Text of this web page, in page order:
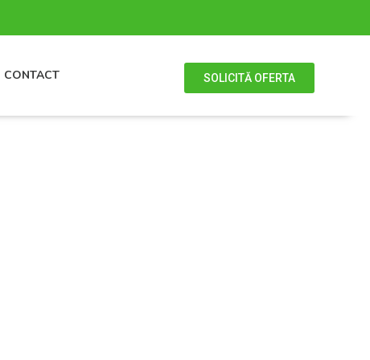
CONTACT SOLICITĂ OFERTA